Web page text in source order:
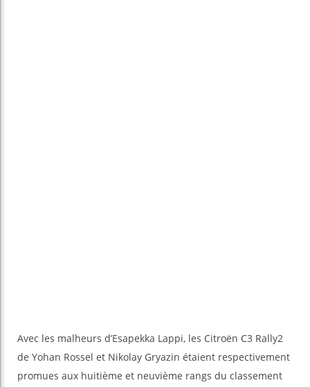
Avec les malheurs d’Esapekka Lappi, les Citroën C3 Rally2
de Yohan Rossel et Nikolay Gryazin étaient respectivement
promues aux huitième et neuvième rangs du classement